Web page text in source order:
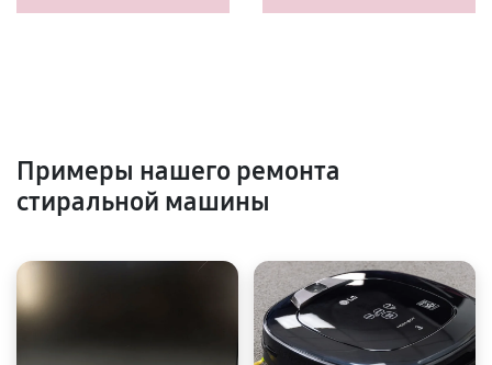
Примеры нашего ремонта
стиральной машины